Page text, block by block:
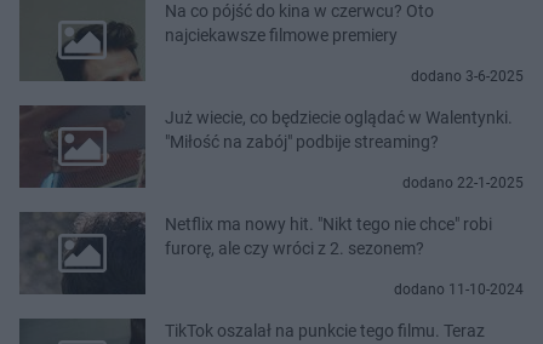
Na co pójść do kina w czerwcu? Oto
najciekawsze filmowe premiery
dodano 3-6-2025
Już wiecie, co będziecie oglądać w Walentynki.
"Miłość na zabój" podbije streaming?
dodano 22-1-2025
Netflix ma nowy hit. "Nikt tego nie chce" robi
furorę, ale czy wróci z 2. sezonem?
dodano 11-10-2024
TikTok oszalał na punkcie tego filmu. Teraz